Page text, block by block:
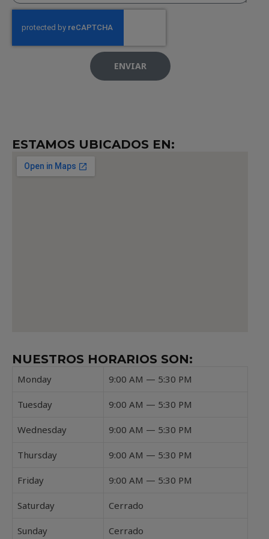
ENVIAR
ESTAMOS UBICADOS EN:
NUESTROS HORARIOS SON:
Monday 9:00 AM — 5:30 PM
Tuesday 9:00 AM — 5:30 PM
Wednesday 9:00 AM — 5:30 PM
Thursday 9:00 AM — 5:30 PM
Friday 9:00 AM — 5:30 PM
Saturday Cerrado
Sunday Cerrado